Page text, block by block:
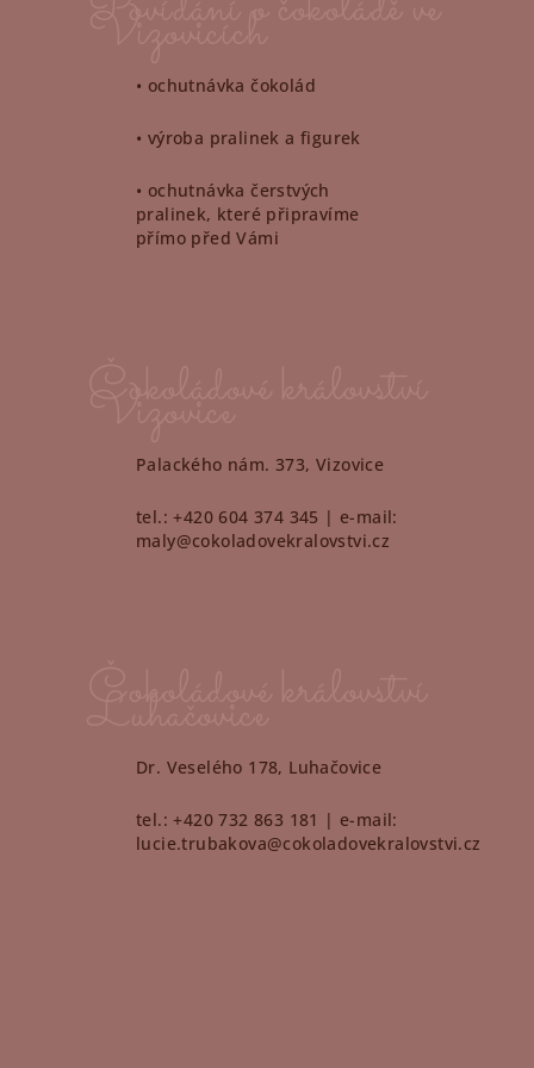
• ochutnávka čokolád
• výroba pralinek a figurek
• ochutnávka čerstvých
pralinek, které připravíme
přímo před Vámi
Palackého nám. 373, Vizovice
tel.: +420 604 374 345 | e-mail:
maly@cokoladovekralovstvi.cz
Dr. Veselého 178, Luhačovice
tel.: +420 732 863 181 | e-mail:
lucie.trubakova@cokoladovekralovstvi.cz